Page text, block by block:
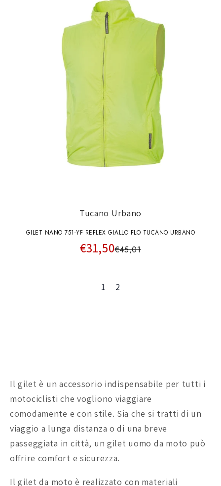
Tucano Urbano
GILET NANO 751-YF REFLEX GIALLO FLO TUCANO URBANO
€31,50€45,01
1 2
Il gilet è un accessorio indispensabile per tutti i
motociclisti che vogliono viaggiare
comodamente e con stile. Sia che si tratti di un
viaggio a lunga distanza o di una breve
passeggiata in città, un gilet uomo da moto può
offrire comfort e sicurezza.
Il gilet da moto è realizzato con materiali